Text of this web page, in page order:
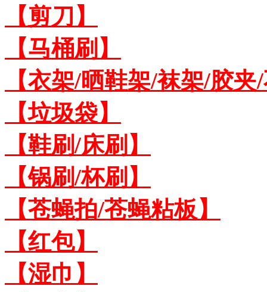
【剪刀】
【马桶刷】
【衣架/晒鞋架/袜架/胶
【垃圾袋】
【鞋刷/床刷】
【锅刷/杯刷】
【苍蝇拍/苍蝇粘板】
【红包】
【湿巾】